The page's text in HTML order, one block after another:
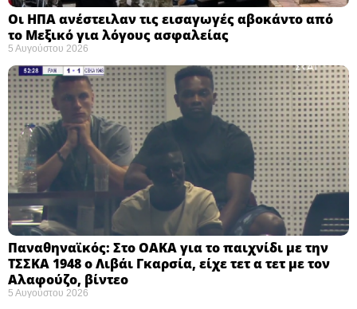
Οι ΗΠΑ ανέστειλαν τις εισαγωγές αβοκάντο από
το Μεξικό για λόγους ασφαλείας
5 Αυγούστου 2026
Παναθηναϊκός: Στο ΟΑΚΑ για το παιχνίδι με την
ΤΣΣΚΑ 1948 ο Λιβάι Γκαρσία, είχε τετ α τετ με τον
Αλαφούζο, βίντεο
5 Αυγούστου 2026